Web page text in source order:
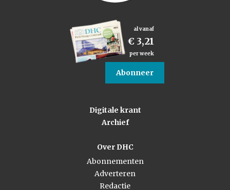
al vanaf
€ 3,21
per week
Abonneer
Digitale krant
Archief
Over DHC
Abonnementen
Adverteren
Redactie